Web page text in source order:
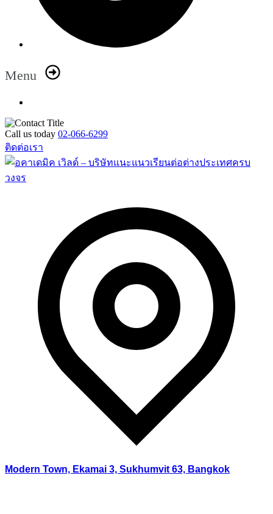
Menu
Call us today 02-066-6299
ติดต่อเรา
Modern Town, Ekamai 3, Sukhumvit 63, Bangkok